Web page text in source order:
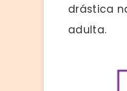
drástica
adulta.